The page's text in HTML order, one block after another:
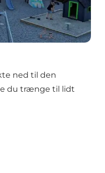
ned til den
du trænge til lidt